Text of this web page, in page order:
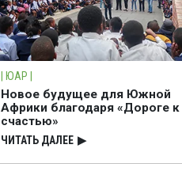
| ЮАР |
Новое будущее для Южной
Африки благодаря «Дороге к
счастью»
ЧИТАТЬ ДАЛЕЕ ▶